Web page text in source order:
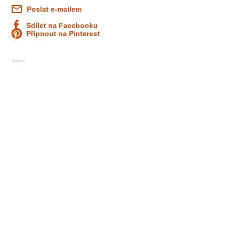
Poslat e-mailem
Sdílet na Facebooku
Připnout na Pinterest
Reklama